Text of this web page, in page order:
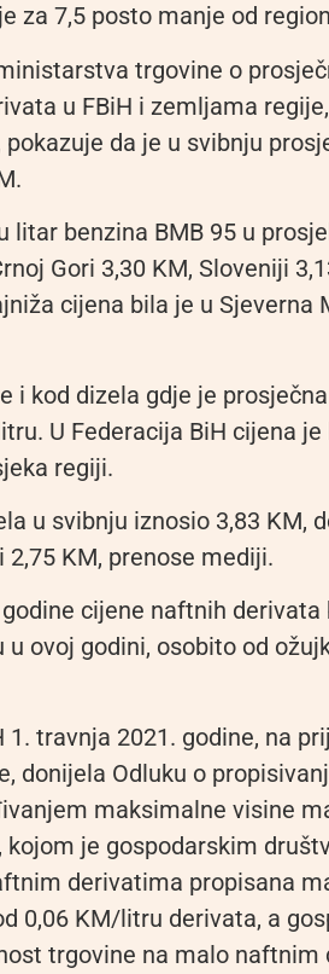
za 7,5 posto manje od
trgovine o
u FBiH i zemljama
da je u svibnju
litar benzina BMB 95 u
Gori 3,30 KM, Sloveniji
cijena bila je u Sjeverna
i kod dizela gdje je
U Federacija BiH cijena
regiji.
u svibnju iznosio 3,83 KM,
KM, prenose mediji.
cijene naftnih derivata
ovoj godini, osobito od
1. travnja 2021. godine, na
donijela Odluku o
maksimalne visine
je gospodarskim
derivatima propisana
0,06 KM/litru derivata, a
trgovine na malo naftnim